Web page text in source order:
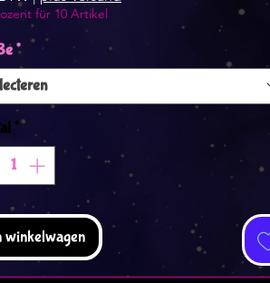
für 10 Artikel
*
*
winkelwagen